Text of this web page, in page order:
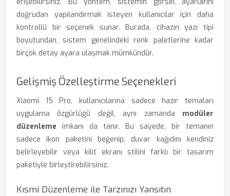
doğrudan yapılandırmak isteyen kullanıcılar için daha
kontrollü bir seçenek sunar. Burada, cihazın yazı tipi
boyutundan, sistem genelindeki renk paletlerine kadar
birçok detay ayara ulaşmak mümkündür.
Gelişmiş Özelleştirme Seçenekleri
Xiaomi 15 Pro, kullanıcılarına sadece hazır temaları
uygulama özgürlüğü değil, aynı zamanda modüler
düzenleme imkanı da tanır. Bu sayede, bir temanın
sadece ikon paketini beğenip, duvar kağıdını kendiniz
belirleyebilir veya kilit ekranı stilini farklı bir tasarım
paketiyle birleştirebilirsiniz.
Kısmi Düzenleme ile Tarzınızı Yansıtın